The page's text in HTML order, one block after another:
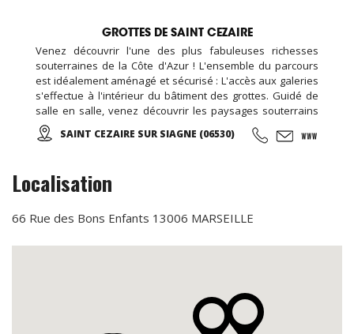
GROTTES DE SAINT CEZAIRE
Venez découvrir l'une des plus fabuleuses richesses
souterraines de la Côte d'Azur ! L'ensemble du parcours
est idéalement aménagé et sécurisé : L'accès aux galeries
s'effectue à l'intérieur du bâtiment des grottes. Guidé de
salle en salle, venez découvrir les paysages souterrains
spectaculaires d'un univers grandiose, parfaitement mis
en valeur par un éclairage approprié et discret...
SAINT CEZAIRE SUR SIAGNE (06530)
Localisation
66 Rue des Bons Enfants 13006 MARSEILLE